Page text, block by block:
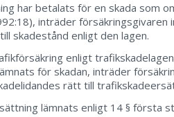
har betalats för en skada som
inträder försäkringsgivaren
skadestånd enligt den lagen.
enligt
för skadan, inträder
rätt till
lämnats enligt 14 § första